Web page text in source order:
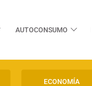
AUTOCONSUMO
ECONOMÍA